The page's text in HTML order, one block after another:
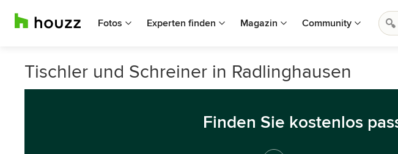
Fotos Experten finden Magazin Community
Tischler und Schreiner in Radlinghausen
Finden Sie kostenlos